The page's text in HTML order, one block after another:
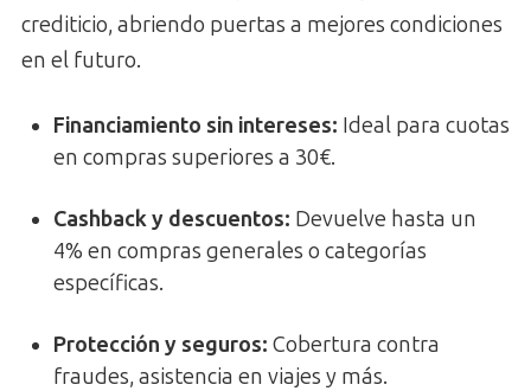
crediticio, abriendo puertas a mejores condiciones
en el futuro.
Financiamiento sin intereses: Ideal para cuotas
en compras superiores a 30€.
Cashback y descuentos: Devuelve hasta un
4% en compras generales o categorías
específicas.
Protección y seguros: Cobertura contra
fraudes, asistencia en viajes y más.